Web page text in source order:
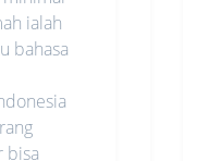
ialah
bahasa
bisa